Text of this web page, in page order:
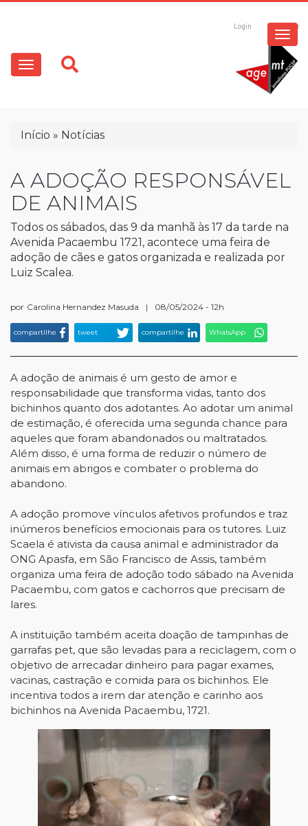
conteúdo
principal
Login Registrar
Main
navigation
Trilha
navegação
Início Notícias
A ADOÇÃO RESPONSÁVEL
DE ANIMAIS
Todos os sábados, das 9 da manhã às 17 da tarde na
Avenida Pacaembu 1721, acontece uma feira de
adoção de cães e gatos organizada e realizada por
Luiz Scalea.
por Carolina Hernandez Masuda | 08/05/2024 - 12h
compartilhe tweet compartilhe WhatsApp
A adoção de animais é um gesto de amor e
responsabilidade que transforma vidas, tanto dos
bichinhos quanto dos adotantes. Ao adotar um animal
de estimação, é oferecida uma segunda chance para
aqueles que foram abandonados ou maltratados.
Além disso, é uma forma de reduzir o número de
animais em abrigos e combater o problema do
abandono.
A adoção promove vínculos afetivos profundos e traz
inúmeros benefícios emocionais para os tutores. Luiz
Scaela é ativista da causa animal e administrador da
ONG Apasfa, em São Francisco de Assis, também
organiza uma feira de adoção todo sábado na Avenida
Pacaembu, com gatos e cachorros que precisam de
lares.
A instituição também aceita doação de tampinhas de
garrafas pet, que são levadas para a reciclagem, com o
objetivo de arrecadar dinheiro para pagar exames,
vacinas, castração e comida para os bichinhos. Ele
incentiva todos a irem dar atenção e carinho aos
bichinhos na Avenida Pacaembu, 1721.